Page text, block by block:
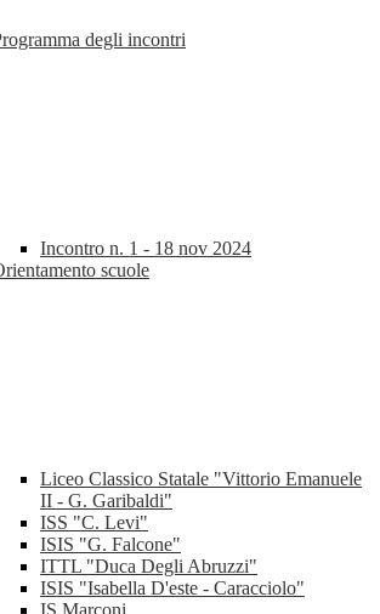
degli incontri
Incontro n. 1 - 18 nov 2024
scuole
Liceo Classico Statale "Vittorio Emanuele
II - G. Garibaldi"
ISS "C. Levi"
ISIS "G. Falcone"
ITTL "Duca Degli Abruzzi"
ISIS "Isabella D'este - Caracciolo"